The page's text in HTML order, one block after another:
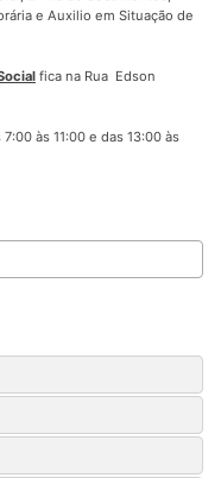
e Auxilio em Situação de
fica na Rua Edson
às 11:00 e das 13:00 às